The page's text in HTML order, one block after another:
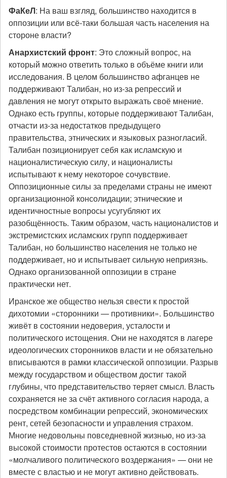
ФаКеЛ: На ваш взгляд, большинство находится в
оппозиции или всё-таки большая часть населения на
стороне власти?
Анархистский фронт: Это сложный вопрос, на
который можно ответить только в объёме книги или
исследования. В целом большинство афганцев не
поддерживают Талибан, но из-за репрессий и
давления не могут открыто выражать своё мнение.
Однако есть группы, которые поддерживают Талибан,
отчасти из-за недостатков предыдущего
правительства, этнических и языковых разногласий.
Талибан позиционирует себя как исламскую и
националистическую силу, и националисты
испытывают к нему некоторое сочувствие.
Оппозиционные силы за пределами страны не имеют
организационной консолидации; этнические и
идентичностные вопросы усугубляют их
разобщённость. Таким образом, часть националистов и
экстремистских исламских групп поддерживает
Талибан, но большинство населения не только не
поддерживает, но и испытывает сильную неприязнь.
Однако организованной оппозиции в стране
практически нет.
Иранское же общество нельзя свести к простой
дихотомии «сторонники — противники». Большинство
живёт в состоянии недоверия, усталости и
политического истощения. Они не находятся в лагере
идеологических сторонников власти и не обязательно
вписываются в рамки классической оппозиции. Разрыв
между государством и обществом достиг такой
глубины, что представительство теряет смысл. Власть
сохраняется не за счёт активного согласия народа, а
посредством комбинации репрессий, экономических
рент, сетей безопасности и управления страхом.
Многие недовольны повседневной жизнью, но из-за
высокой стоимости протестов остаются в состоянии
«молчаливого политического воздержания» — они не
вместе с властью и не могут активно действовать.